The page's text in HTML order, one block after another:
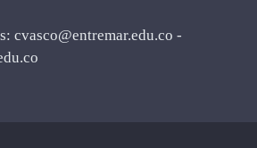
cvasco@entremar.edu.co -